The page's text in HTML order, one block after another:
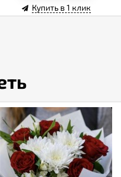
Купить в 1 клик